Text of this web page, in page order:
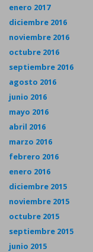
enero 2017
diciembre 2016
noviembre 2016
octubre 2016
septiembre 2016
agosto 2016
junio 2016
mayo 2016
abril 2016
marzo 2016
febrero 2016
enero 2016
diciembre 2015
noviembre 2015
octubre 2015
septiembre 2015
junio 2015